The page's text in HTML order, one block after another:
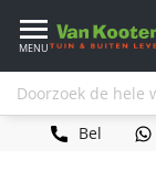
MENU
Bel